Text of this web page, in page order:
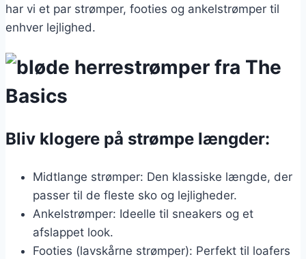
har vi et par strømper, footies og ankelstrømper til
enhver lejlighed.
Bliv klogere på strømpe længder:
Midtlange strømper: Den klassiske længde, der
passer til de fleste sko og lejligheder.
Ankelstrømper: Ideelle til sneakers og et
afslappet look.
Footies (lavskårne strømper): Perfekt til loafers